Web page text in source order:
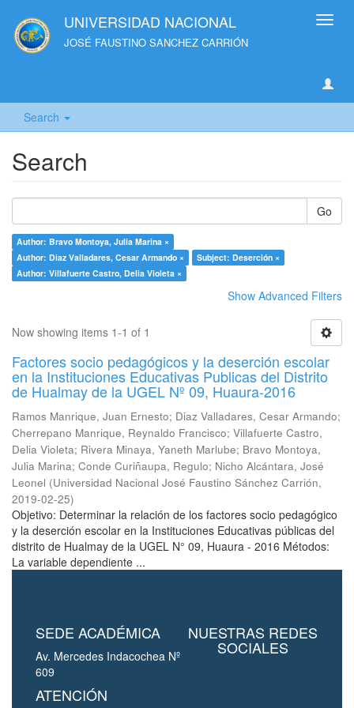
UNIVERSIDAD NACIONAL
JOSÉ FAUSTINO SANCHEZ CARRIÓN
Search
Search
Go
Author: Bravo Montoya, Julia Marina ×
Author: Diaz Valladares, Cesar Armando ×
Subject: Deserción ×
Author: Villafuerte Castro, Delia Violeta ×
Show Advanced Filters
Now showing items 1-1 of 1
Factores socio pedagógicos y la deserción escolar
en la Instituciones Educativas Publicas del Distrito
de Hualmay de la UGEL Nº 09, Huaura-2016
Ramos Manrique, Juan Ernesto; Diaz Valladares, Cesar Armando;
Cherrepano Manrique, Reynaldo Francisco; Villafuerte Castro,
Delia Violeta; Rivera Minaya, Yaneth Marlube; Bravo Montoya,
Julia Marina; Conde Curiñaupa, Regulo; Nicho Alcántara, José
Leonel (Universidad Nacional José Faustino Sánchez Carrión,
2019-02-25)
Objetivo: Determinar la relación de los factores socio pedagógico
y la deserción escolar en la Instituciones Educativas públicas del
distrito de Hualmay de la UGEL N° 09, Huaura - 2016 Métodos:
La variable dependiente ...
SEDE ACADÉMICA
Av. Mercedes Indacochea Nº
609
ATENCIÓN
NUESTRAS REDES
SOCIALES